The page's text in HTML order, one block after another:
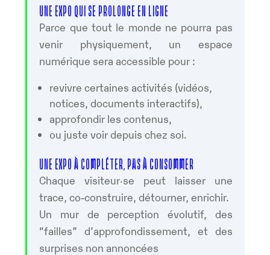
UNE EXPO QUI SE PROLONGE EN LIGNE
Parce que tout le monde ne pourra pas
venir physiquement, un espace
numérique sera accessible pour :
revivre certaines activités (vidéos,
notices, documents interactifs),
approfondir les contenus,
ou juste voir depuis chez soi.
UNE EXPO À COMPLÉTER, PAS À CONSOMMER
Chaque visiteur·se peut laisser une
trace, co-construire, détourner, enrichir.
Un mur de perception évolutif, des
“failles” d’approfondissement, et des
surprises non annoncées